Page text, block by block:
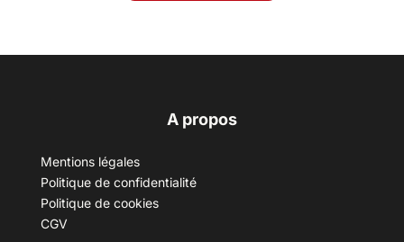
A propos
Mentions légales
Politique de confidentialité
Politique de cookies
CGV